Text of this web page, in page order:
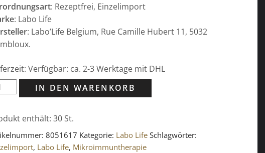
: Rezeptfrei, Einzelimport
: Labo Life
: Labo’Life Belgium, Rue Camille Hubert 11, 5032
Verfügbar: ca. 2-3 Werktage mit DHL
IN DEN WARENKORB
enthält: 30 St.
8051617 Kategorie: Labo Life Schlagwörter:
, Labo Life, Mikroimmuntherapie